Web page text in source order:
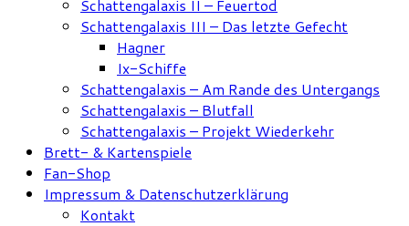
Schattengalaxis II – Feuertod
Schattengalaxis III – Das letzte Gefecht
Hagner
Ix-Schiffe
Schattengalaxis – Am Rande des Untergangs
Schattengalaxis – Blutfall
Schattengalaxis – Projekt Wiederkehr
Brett- & Kartenspiele
Fan-Shop
Impressum & Datenschutzerklärung
Kontakt